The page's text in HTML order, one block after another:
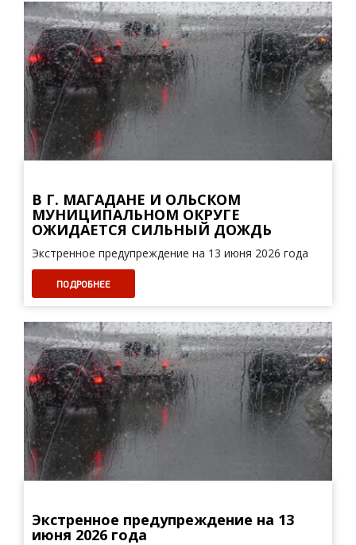
В Г. МАГАДАНЕ И ОЛЬСКОМ
МУНИЦИПАЛЬНОМ ОКРУГЕ
ОЖИДАЕТСЯ СИЛЬНЫЙ ДОЖДЬ
Экстренное предупреждение на 13 июня 2026 года
ПОДРОБНЕЕ
Экстренное предупреждение на 13
июня 2026 года